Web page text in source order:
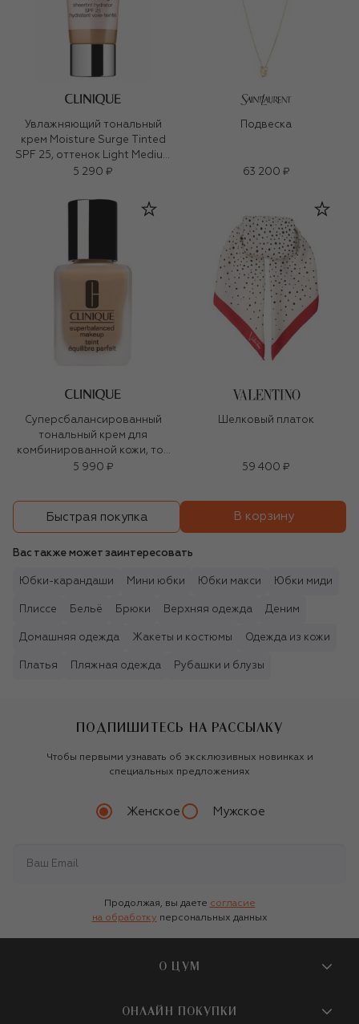
Увлажняющий тональный
крем Moisture Surge Tinted
SPF 25, оттенок Light Medium
(40ml)
5 290 ₽
Подвеска
63 200 ₽
Суперсбалансированный
тональный крем для
комбинированной кожи, тон
27
5 990 ₽
Шелковый платок
59 400 ₽
Быстрая покупка В корзину
Вас также может заинтересовать
Юбки-карандаши Мини юбки Юбки макси Юбки миди
Плиссе Бельё Брюки Верхняя одежда Деним
Домашняя одежда Жакеты и костюмы Одежда из кожи
Платья Пляжная одежда Рубашки и блузы
ПОДПИШИТЕСЬ НА РАССЫЛКУ
Чтобы первыми узнавать об эксклюзивных новинках и
специальных предложениях
Женское Мужское
Продолжая, вы даете согласие
на обработку персональных данных
О ЦУМ
О магазине
ОНЛАЙН ПОКУПКИ